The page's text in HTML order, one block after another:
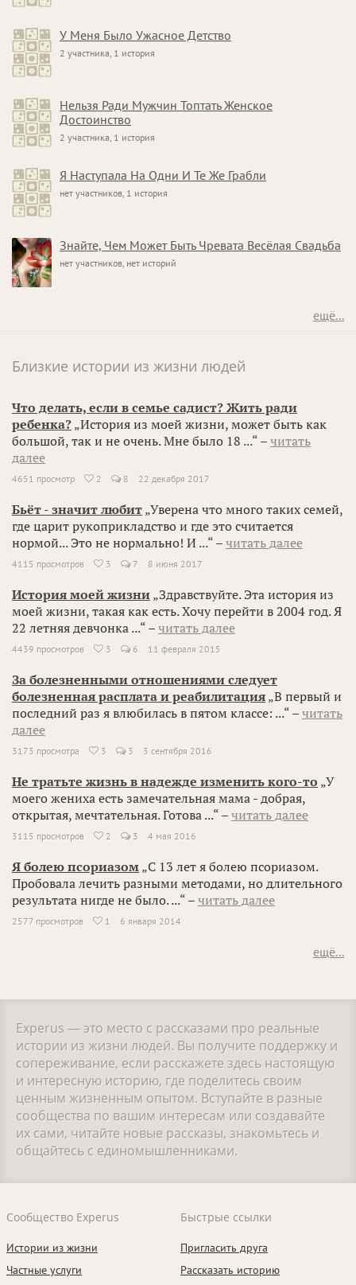
У Меня Было Ужасное Детство
2 участника, 1 история
Нельзя Ради Мужчин Топтать Женское
Достоинство
2 участника, 1 история
Я Наступала На Одни И Те Же Грабли
нет участников, 1 история
Знайте, Чем Может Быть Чревата Весёлая Свадьба
нет участников, нет историй
ещё...
Близкие истории из жизни людей
Что делать, если в семье садист? Жить ради
ребенка? „История из моей жизни, может быть как
большой, так и не очень. Мне было 18 ...“ – читать
далее
4651 просмотр  2 8 22 декабря 2017
Бьёт - значит любит „Уверена что много таких семей,
где царит рукоприкладство и где это считается
нормой... Это не нормально! И ...“ – читать далее
4115 просмотров  3 7 8 июня 2017
История моей жизни „Здравствуйте. Эта история из
моей жизни, такая как есть. Хочу перейти в 2004 год. Я
22 летняя девчонка ...“ – читать далее
4439 просмотров  3 6 11 февраля 2015
За болезненными отношениями следует
болезненная расплата и реабилитация „В первый и
последний раз я влюбилась в пятом классе: ...“ – читать
далее
3173 просмотра  3 3 3 сентября 2016
Не тратьте жизнь в надежде изменить кого-то „У
моего жениха есть замечательная мама - добрая,
открытая, мечтательная. Готова ...“ – читать далее
3115 просмотров  2 3 4 мая 2016
Я болею псориазом „С 13 лет я болею псориазом.
Пробовала лечить разными методами, но длительного
результата нигде не было. ...“ – читать далее
2577 просмотров  1 6 января 2014
ещё...
Experus — это место с рассказами про реальные
истории из жизни людей. Вы получите поддержку и
сопереживание, если расскажете здесь настоящую
и интересную историю, где поделитесь своим
ценным жизненным опытом. Вступайте в разные
сообщества по вашим интересам или создавайте
их сами, читайте новые рассказы, знакомьтесь и
общайтесь с единомышленниками.
Сообщество Experus
Истории из жизни
Частные услуги
Быстрые ссылки
Пригласить друга
Рассказать историю